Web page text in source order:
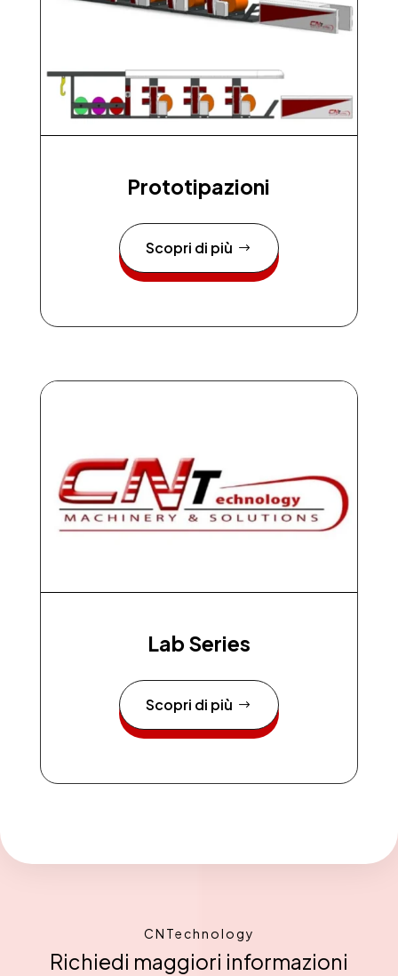
Prototipazioni
Scopri di più
Lab Series
Scopri di più
CNTechnology
Richiedi maggiori informazioni